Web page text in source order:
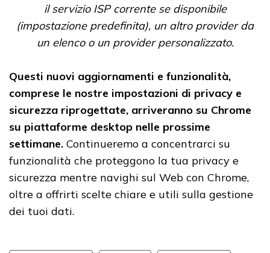
il servizio ISP corrente se disponibile
(impostazione predefinita), un altro provider da
un elenco o un provider personalizzato.
Questi nuovi aggiornamenti e funzionalità,
comprese le nostre impostazioni di privacy e
sicurezza riprogettate, arriveranno su Chrome
su piattaforme desktop nelle prossime
settimane. Continueremo a concentrarci su
funzionalità che proteggono la tua privacy e
sicurezza mentre navighi sul Web con Chrome,
oltre a offrirti scelte chiare e utili sulla gestione
dei tuoi dati.